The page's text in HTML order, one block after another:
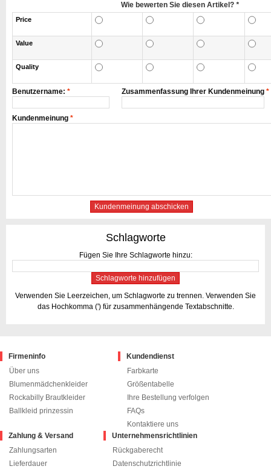
Wie bewerten Sie diesen Artikel? *
Price
Value
Quality
*
Benutzername: *
Zusammenfassung Ihrer Kundenmeinung
*
Kundenmeinung
Kundenmeinung abschicken
Schlagworte
Fügen Sie Ihre Schlagworte hinzu:
Schlagworte hinzufügen
Verwenden Sie Leerzeichen, um Schlagworte zu trennen. Verwenden Sie
das Hochkomma (') für zusammenhängende Textabschnitte.
Firmeninfo
Über uns
Blumenmädchenkleider
Rockabilly Brautkleider
Ballkleid prinzessin
Kundendienst
Farbkarte
Größentabelle
Ihre Bestellung verfolgen
FAQs
Kontaktiere uns
Zahlung & Versand
Zahlungsarten
Lieferdauer
Unternehmensrichtlinien
Rückgaberecht
Datenschutzrichtlinie